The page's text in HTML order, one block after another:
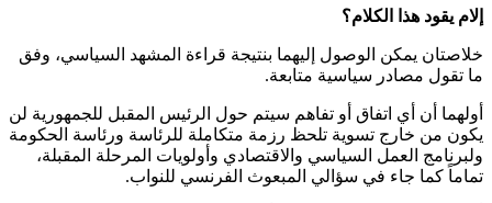
إلام يقود هذا الكلام؟
خلاصتان يمكن الوصول إليهما بنتيجة قراءة المشهد السياسي، وفق
ما تقول مصادر سياسية متابعة.
أولهما أن أي اتفاق أو تفاهم سيتم حول الرئيس المقبل للجمهورية لن
يكون من خارج تسوية تلحظ رزمة متكاملة للرئاسة ورئاسة الحكومة
ولبرنامج العمل السياسي والاقتصادي وأولويات المرحلة المقبلة،
تماماً كما جاء في سؤالي المبعوث الفرنسي للنواب.